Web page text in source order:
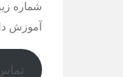
شماره
آموزش